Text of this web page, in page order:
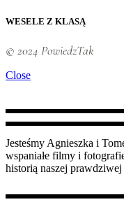
WESELE Z KLASĄ
© 2024 PowiedzTak
Close
Jesteśmy Agnieszka i
wspaniałe filmy i
historią naszej prawdziwej